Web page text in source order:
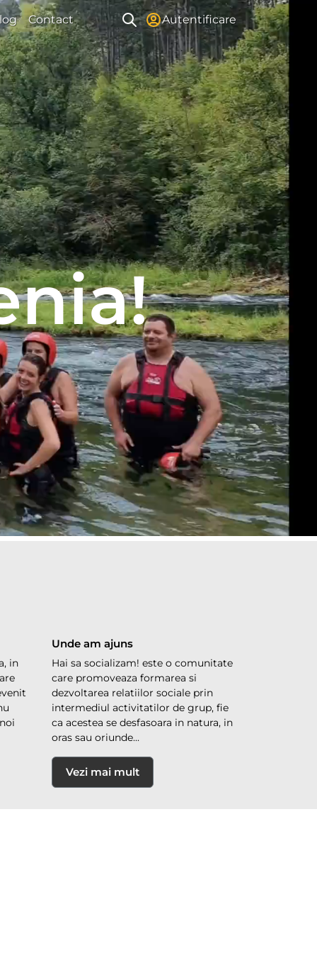
Contact Autentificare
in
Unde am ajuns
Hai sa socializam! este o comunitate
care promoveaza formarea si
dezvoltarea relatiilor sociale prin
intermediul activitatilor de grup, fie
ca acestea se desfasoara in natura, in
oras sau oriunde...
Vezi mai mult